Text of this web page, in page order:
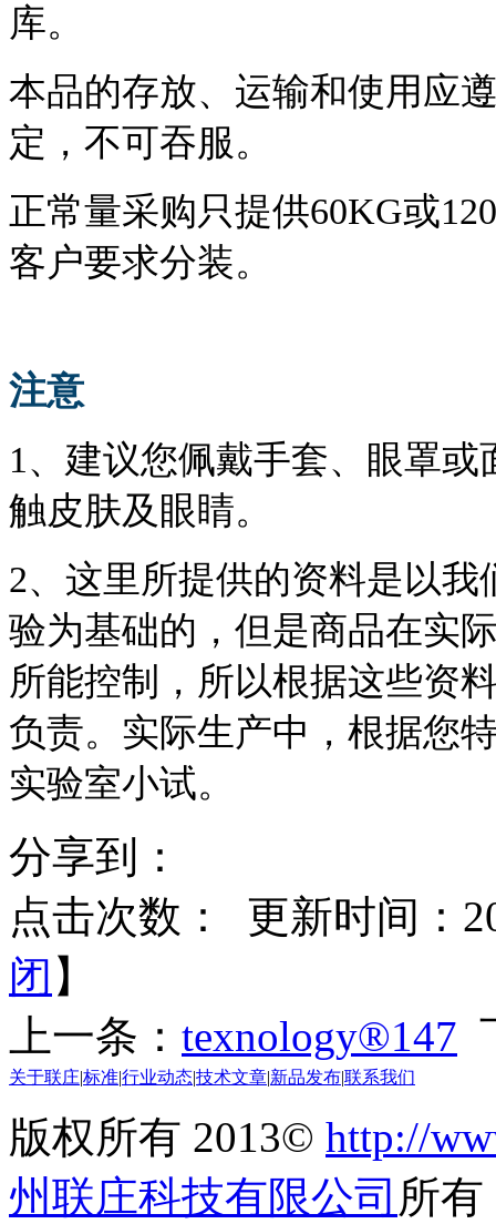
库。
本品的存放、运输和使用应
定，不可吞服。
正常量采购只提供60KG或
客户要求分装。
注意
1、建议您佩戴手套、眼罩
触皮肤及眼睛。
2、这里所提供的资料是以
验为基础的，但是商品在实
所能控制，所以根据这些资
负责。实际生产中，根据您
实验室小试。
分享到：
点击次数：
更新时间：
闭 】
上一条： texnology®147
关于联庄|标准|行业动态|技术文章|新品发布|联系我们
版权所有 2013© http://
州联庄科技有限公司 所